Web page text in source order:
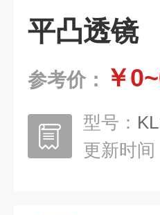
平凸透镜
参考价： ￥
型号：
更新时间